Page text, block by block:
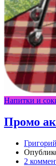
Напитки и
Промо
Григорий
2